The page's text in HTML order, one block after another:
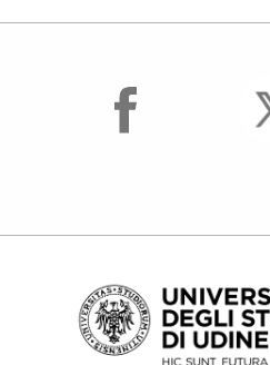
facebook